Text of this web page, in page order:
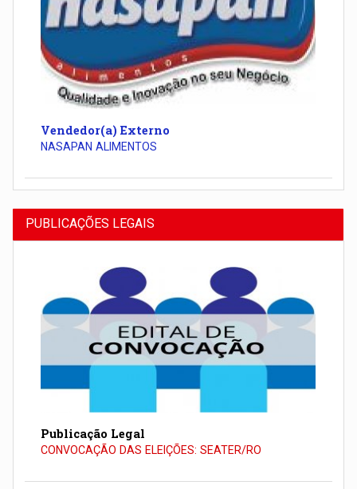
Vendedor(a) Externo
NASAPAN ALIMENTOS
PUBLICAÇÕES LEGAIS
Publicação Legal
CONVOCAÇÃO DAS ELEIÇÕES: SEATER/RO